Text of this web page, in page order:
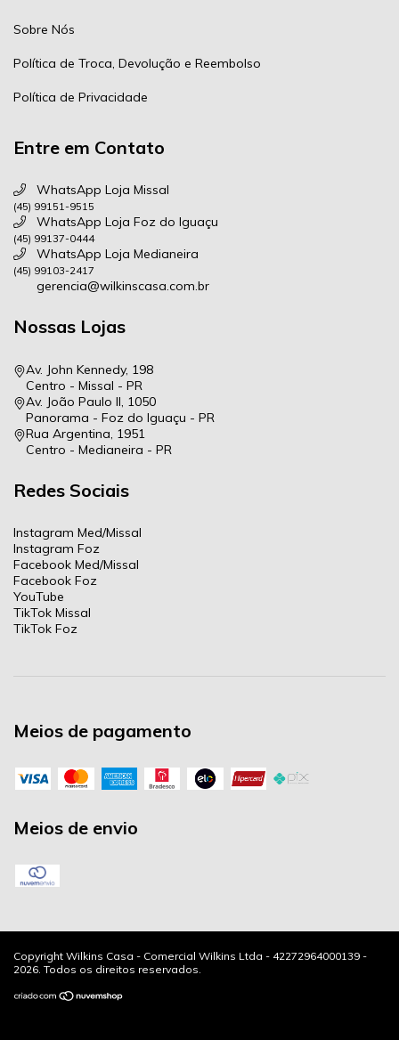
Sobre Nós
Política de Troca, Devolução e Reembolso
Política de Privacidade
Entre em Contato
WhatsApp Loja Missal
(45) 99151-9515
WhatsApp Loja Foz do Iguaçu
(45) 99137-0444
WhatsApp Loja Medianeira
(45) 99103-2417
gerencia@wilkinscasa.com.br
Nossas Lojas
Av. John Kennedy, 198
Centro - Missal - PR
Av. João Paulo II, 1050
Panorama - Foz do Iguaçu - PR
Rua Argentina, 1951
Centro - Medianeira - PR
Redes Sociais
Instagram Med/Missal
Instagram Foz
Facebook Med/Missal
Facebook Foz
YouTube
TikTok Missal
TikTok Foz
Meios de pagamento
Meios de envio
Copyright Wilkins Casa - Comercial Wilkins Ltda - 42272964000139 -
2026. Todos os direitos reservados.